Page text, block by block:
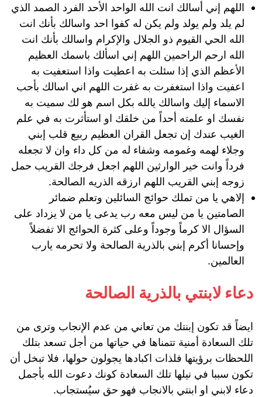
اللهم إني أسالك انت الله الواحد الأحد الفرد الصمد الذي
لم يلد ولم يولد ولم يكن له كفوا احد واسالك بأنك انت
الله الحي القيوم ذو الجلال والإكرام واسالك بأنك انت
الله ارحم الراحمين اللهم إني اسألك باسمك العظيم
الأعظم الذي إذا سئلت به اعطيت واذا استعفيت به
اعفيت واذا استغفرت به غفرت اللهم اني اسالك بأحب
الاسماء إليك واسالك يالله بكل اسم هو لك سميت به
نفسك او علمته أحداً من خلقك او استأثرت به في علم
الغيب عندك إن تجعل القران العظيم ربيع قلب إبني
وجلاء لهمه وغمومه وشفاء له من كل داء وان لا تجعله
فرداً وانت خير الوارثين اللهم اجعل فرجك القريب حمل
زوجه إبني القريب اللهم ارزقه الذريه الصالحة.
إلاهي يا من تملك حوائج السائلين وتعلم ضمائر
الصامتين يا من ليس معه رب يدعى يا من لا يزداد على
السؤال الا كرماً وجوداً وعلى كثرة الحوائج الا تفضلاً
وإحسانا أكرم إبني بالذرية الصالحة ولا تحرمه يارب
العالمين.
دعاء لابنتي بالذرية الصالحة
ايضاً قد تكون إبنتك من تعاني من عدم الإنجاب وترى من
تلك السعادة أمنية تتمناها في حياتها من أجل تسعد بتلك
اللحظات برؤيتها فلذات اكبادها يجولون حولها، فلا تبخل أن
تكون سببا في نيلها تلك السعادة كونك دعوت الله بأجمل
دعاء لابني او ابنتي بالانجاب فهو حق سيُستجاب.